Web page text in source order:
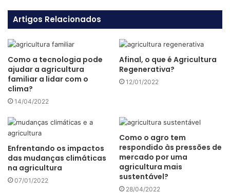
Somente em 2021 foram mais de 1,5 milhão de hectares de
vegetação tropical perdida para as queimadas e o
Além disso, os impactos das mudanças climáticas, por
conta do aquecimento global, têm trazido preocupações,
por conta das catástrofes ambientais e prejuízos diversos
à economia.
Sendo o Brasil uma potência agrícola global e rico em
biodiversidade, é de grande importância que o País
concilie a produção de alimentos com a preservação
ambiental, tarefa que não é difícil, mas requer esforços de
Artigos Relacionados
Como a tecnologia pode
ajudar a agricultura
familiar a lidar com o
clima?
14/04/2022
Afinal, o que é Agricultura
Regenerativa?
12/01/2022
Enfrentando os impactos
das mudanças climáticas
na agricultura
07/01/2022
Como o agro tem
respondido às pressões de
mercado por uma
agricultura mais
sustentável?
28/04/2022